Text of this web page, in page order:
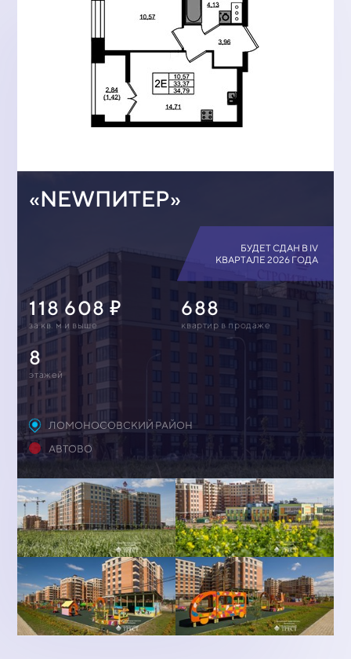
«NEWПИТЕР»
БУДЕТ СДАН В IV
КВАРТАЛЕ 2026 ГОДА
118 608
за кв. м и выше
688
квартир в продаже
8
этажей
ЛОМОНОСОВСКИЙ РАЙОН
АВТОВО